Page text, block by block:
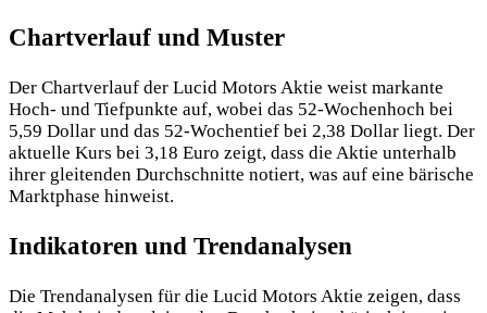
Chartverlauf und Muster
Der Chartverlauf der Lucid Motors Aktie weist markante
Hoch- und Tiefpunkte auf, wobei das 52-Wochenhoch bei
5,59 Dollar und das 52-Wochentief bei 2,38 Dollar liegt. Der
aktuelle Kurs bei 3,18 Euro zeigt, dass die Aktie unterhalb
ihrer gleitenden Durchschnitte notiert, was auf eine bärische
Marktphase hinweist.
Indikatoren und Trendanalysen
Die Trendanalysen für die Lucid Motors Aktie zeigen, dass